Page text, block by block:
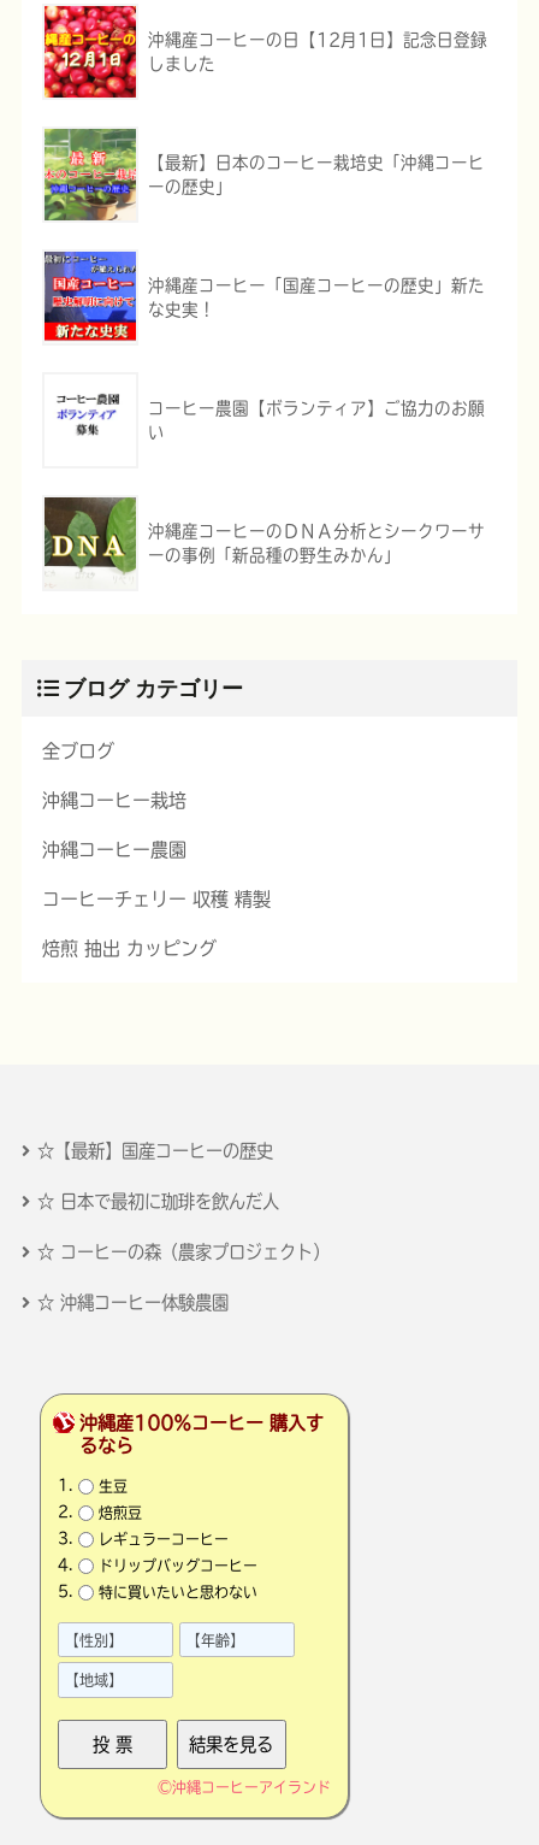
沖縄産コーヒーの日【12月1日】記念日登録
しました
【最新】日本のコーヒー栽培史「沖縄コーヒ
ーの歴史」
沖縄産コーヒー「国産コーヒーの歴史」新た
な史実！
コーヒー農園【ボランティア】ご協力のお願
い
沖縄産コーヒーのＤＮＡ分析とシークワーサ
ーの事例「新品種の野生みかん」
ブログ カテゴリー
全ブログ
沖縄コーヒー栽培
沖縄コーヒー農園
コーヒーチェリー 収穫 精製
焙煎 抽出 カッピング
☆【最新】国産コーヒーの歴史
☆ 日本で最初に珈琲を飲んだ人
☆ コーヒーの森（農家プロジェクト）
☆ 沖縄コーヒー体験農園
沖縄産100％コーヒー 購入す
るなら
生豆
焙煎豆
レギュラーコーヒー
ドリップバッグコーヒー
特に買いたいと思わない
©沖縄コーヒーアイランド